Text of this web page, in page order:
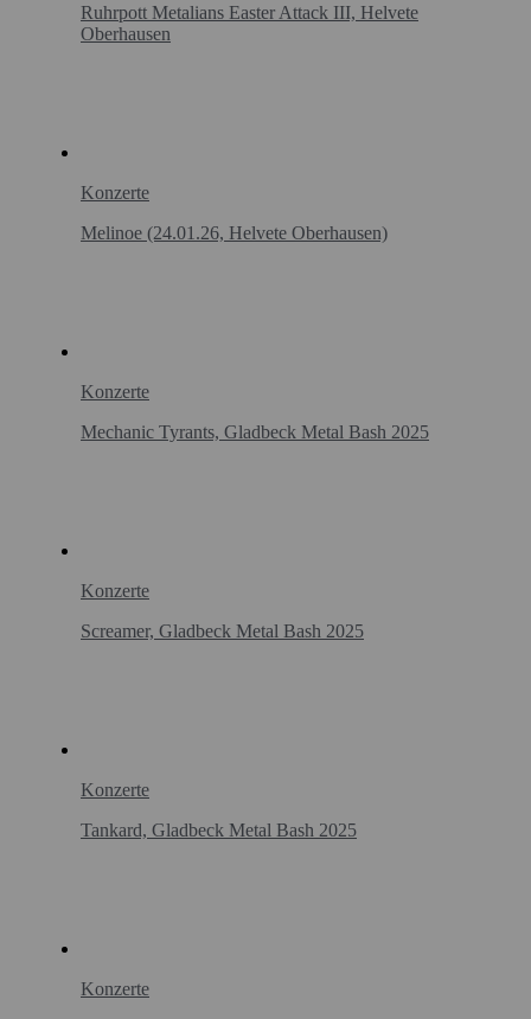
Ruhrpott Metalians Easter Attack III, Helvete
Oberhausen
Konzerte
Melinoe (24.01.26, Helvete Oberhausen)
Konzerte
Mechanic Tyrants, Gladbeck Metal Bash 2025
Konzerte
Screamer, Gladbeck Metal Bash 2025
Konzerte
Tankard, Gladbeck Metal Bash 2025
Konzerte